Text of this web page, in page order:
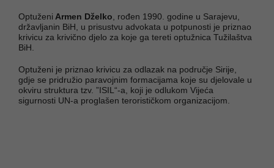
Optuženi Armen Dželko , rođen 1990. godine u Sarajevu,
državljanin BiH, u prisustvu advokata u potpunosti je priznao
krivicu za krivično djelo za koje ga tereti optužnica Tužilaštva
BiH.
Optuženi je priznao krivicu za odlazak na područje Sirije,
gdje se pridružio paravojnim formacijama koje su djelovale u
okviru struktura tzv. ”ISIL“-a, koji je odlukom Vijeća
sigurnosti UN-a proglašen terorističkom organizacijom.